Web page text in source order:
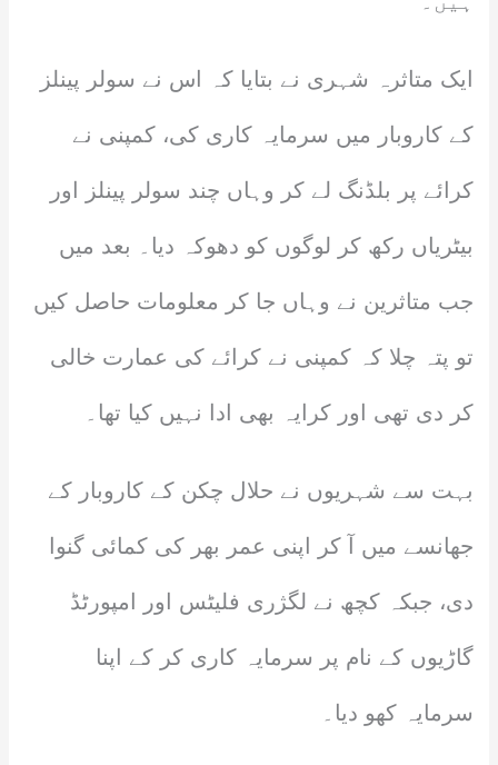
ایک متاثرہ شہری نے بتایا کہ اس نے سولر پینلز
کے کاروبار میں سرمایہ کاری کی، کمپنی نے
کرائے پر بلڈنگ لے کر وہاں چند سولر پینلز اور
بیٹریاں رکھ کر لوگوں کو دھوکہ دیا۔ بعد میں
جب متاثرین نے وہاں جا کر معلومات حاصل کیں
تو پتہ چلا کہ کمپنی نے کرائے کی عمارت خالی
کر دی تھی اور کرایہ بھی ادا نہیں کیا تھا۔
بہت سے شہریوں نے حلال چکن کے کاروبار کے
جھانسے میں آ کر اپنی عمر بھر کی کمائی گنوا
دی، جبکہ کچھ نے لگژری فلیٹس اور امپورٹڈ
گاڑیوں کے نام پر سرمایہ کاری کر کے اپنا
سرمایہ کھو دیا۔